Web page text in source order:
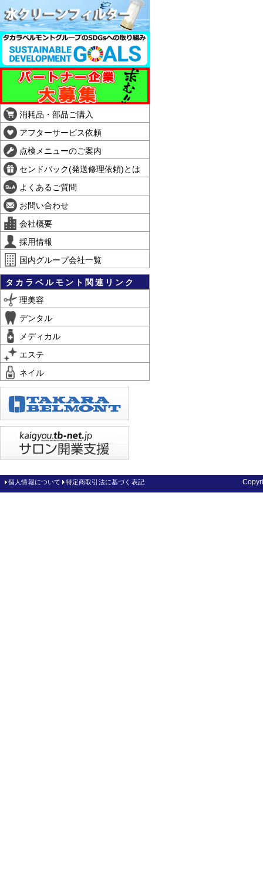
消耗品・部品ご購入
アフターサービス依頼
点検メニューのご案内
センドバック(発送修理依頼)とは
よくあるご質問
お問い合わせ
会社概要
採用情報
国内グループ会社一覧
タカラベルモント関連リンク
理美容
デンタル
メディカル
エステ
ネイル
個人情報について 特定商取引法に基づく表記